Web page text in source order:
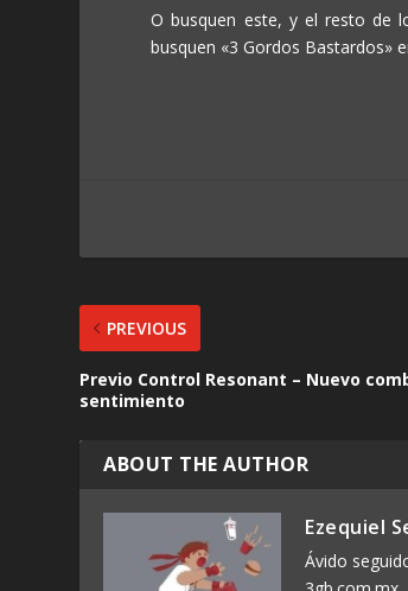
O busquen este, y el resto de
busquen «3 Gordos Bastardos»
PREVIOUS
Previo Control Resonant – Nuevo
sentimiento
ABOUT THE AUTHOR
Ezequiel
Ávido